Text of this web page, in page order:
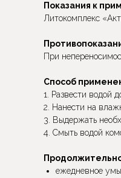
Показания к
Литокомплекс
При
Способ
1. Развести водой
2. Нанести на
3. Выдержать
4. Смыть водой
ежедневное